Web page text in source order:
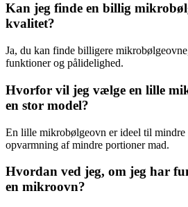
Kan jeg finde en billig
kvalitet?
Ja, du kan finde billigere
funktioner og pålidelighed.
Hvorfor vil jeg vælge en lille
en stor model?
En lille mikrobølgeovn er ideel til
opvarmning af mindre portioner mad.
Hvordan ved jeg, om jeg har
en mikroovn?